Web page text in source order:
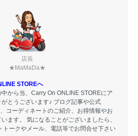
店長
★MaMaDa★
STOREへ
から当、Carry On ONLINE STOREにア
とうございます♪ ブログ記事や公式
コーディネートのご紹介、お得情報やお
ます。 気になることがございましたら、
トークやメール、電話等でお問合せ下さい